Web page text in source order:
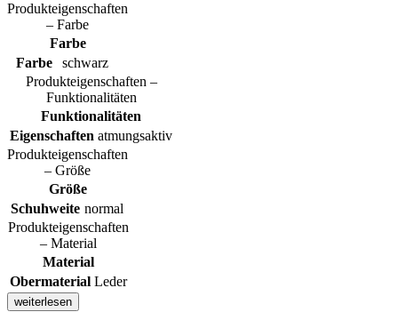
Produkteigenschaften
– Farbe
Farbe
Farbe
schwarz
Produkteigenschaften –
Funktionalitäten
Funktionalitäten
Eigenschaften atmungsaktiv
Produkteigenschaften
– Größe
Größe
Schuhweite normal
Produkteigenschaften
– Material
Material
Obermaterial Leder
weiterlesen